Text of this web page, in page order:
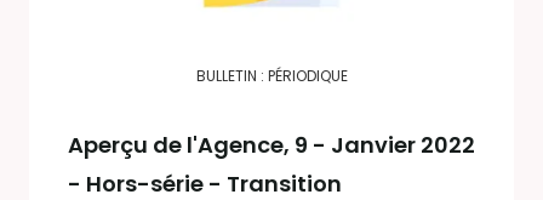
BULLETIN : PÉRIODIQUE
Aperçu de l'Agence, 9 - Janvier 2022
- Hors-série - Transition